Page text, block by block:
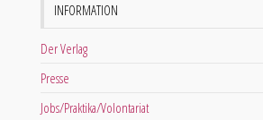
INFORMATION
Der Verlag
Presse
Jobs/Praktika/Volontariat